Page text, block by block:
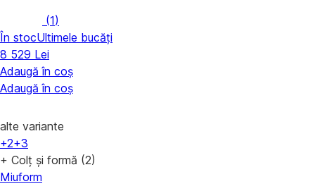
(1)
În stocUltimele bucăți
8 529 Lei
Adaugă în coș
Adaugă în coș
alte variante
+2+3
+ Colț și formă (2)
Miuform